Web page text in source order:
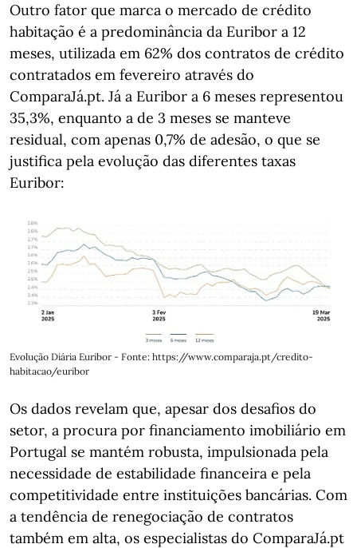
Outro fator que marca o mercado de crédito
habitação é a predominância da Euribor a 12
meses, utilizada em 62% dos contratos de crédito
contratados em fevereiro através do
ComparaJá.pt. Já a Euribor a 6 meses representou
35,3%, enquanto a de 3 meses se manteve
residual, com apenas 0,7% de adesão, o que se
justifica pela evolução das diferentes taxas
Euribor:
Evolução Diária Euribor - Fonte: https://www.comparaja.pt/credito-
habitacao/euribor
Os dados revelam que, apesar dos desafios do
setor, a procura por financiamento imobiliário em
Portugal se mantém robusta, impulsionada pela
necessidade de estabilidade financeira e pela
competitividade entre instituições bancárias. Com
a tendência de renegociação de contratos
também em alta, os especialistas do ComparaJá.pt